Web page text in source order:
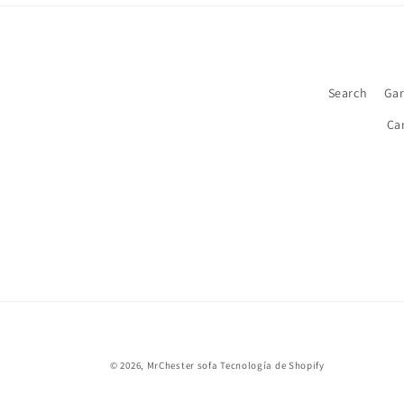
Search
© 2026, MrChester sofa Tecnología de Shopify